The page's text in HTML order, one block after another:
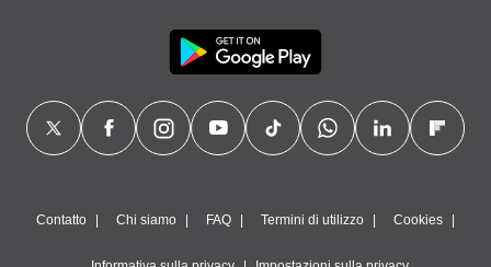
Contatto Chi siamo FAQ Termini di utilizzo Cookies